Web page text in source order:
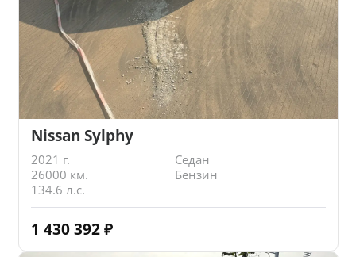
Nissan Sylphy
2021 г.
Седан
26000 км.
Бензин
134.6 л.с.
1 430 392 ₽